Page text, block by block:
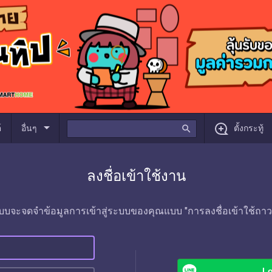
อื่นๆ arrow_drop_down search ตั้งกระทู้
ลงชื่อเข้าใช้งาน
บจะจดจำข้อมูลการเข้าสู่ระบบของคุณแบบ "การลงชื่อเข้าใช้ถา